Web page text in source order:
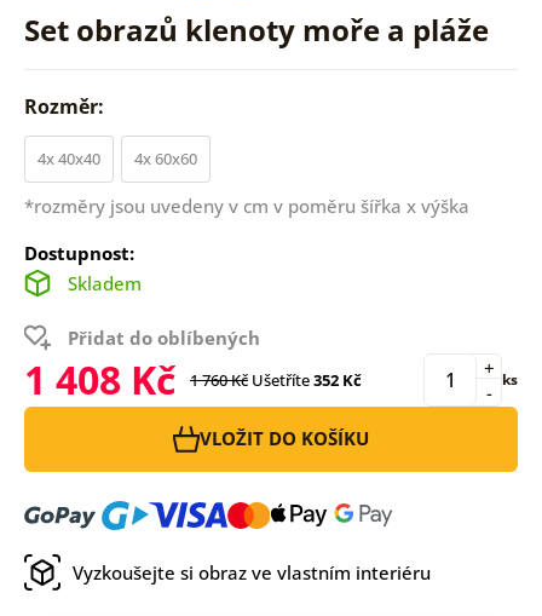
Set obrazů klenoty moře a pláže
Rozměr:
4x 40x40 4x 60x60
*rozměry jsou uvedeny v cm v poměru šířka x výška
Dostupnost:
Skladem
Přidat do oblíbených
1 408 Kč 1 760 Kč Ušetříte352 Kč -
+ ks
VLOŽIT DO KOŠÍKU
Vyzkoušejte si obraz ve vlastním interiéru